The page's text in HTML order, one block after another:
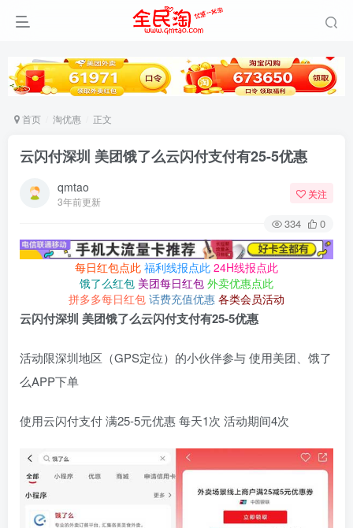
首页 淘优惠 正文
云闪付深圳 美团饿了么云闪付支付有25-5优惠
qmtao
3年前更新
关注
334 0
每日红包点此 福利线报点此 24H线报点此
饿了么红包 美团每日红包 外卖优惠点此
拼多多每日红包 话费充值优惠 各类会员活动
云闪付深圳 美团饿了么云闪付支付有25-5优惠
活动限深圳地区（GPS定位）的小伙伴参与 使用美团、饿了
么APP下单
使用云闪付支付 满25-5元优惠 每天1次 活动期间4次